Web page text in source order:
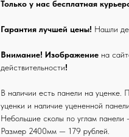
Только у нас бесплатная
Гарантия лучшей цены! Нашли
Внимание! Изображение на
действительности!
В наличии есть панели на уценке.
уценки и наличие уцененной
Небольшие сколы по углам панели
Размер 2400мм — 179 рублей.